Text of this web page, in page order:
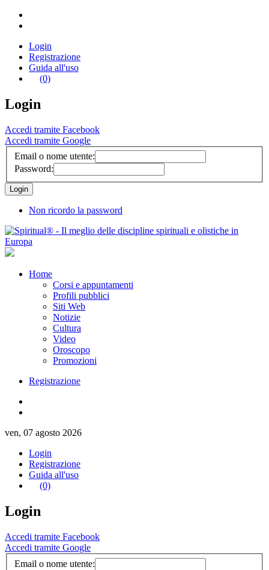
Login
Registrazione
Guida all'uso
(0)
Login
Accedi tramite Facebook
Accedi tramite Google
Email o nome utente:
Password:
Non ricordo la password
Home
Corsi e appuntamenti
Profili pubblici
Siti Web
Notizie
Cultura
Video
Oroscopo
Promozioni
Registrazione
ven, 07 agosto 2026
Login
Registrazione
Guida all'uso
(0)
Login
Accedi tramite Facebook
Accedi tramite Google
Email o nome utente: